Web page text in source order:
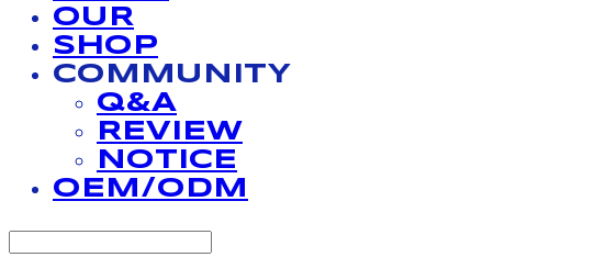
OUR
SHOP
COMMUNITY
Q&A
REVIEW
NOTICE
OEM/ODM